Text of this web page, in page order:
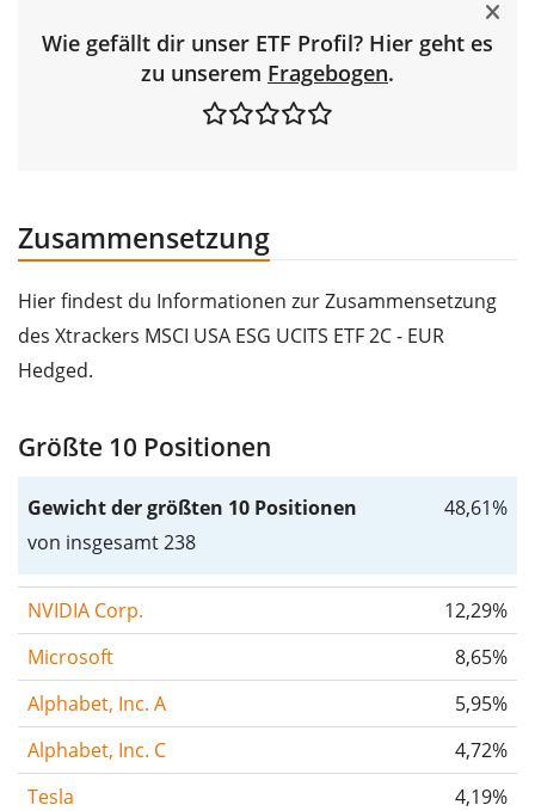
Wie gefällt dir unser ETF Profil? Hier geht es
zu unserem Fragebogen.
Zusammensetzung
Hier findest du Informationen zur Zusammensetzung
des Xtrackers MSCI USA ESG UCITS ETF 2C - EUR
Hedged.
Größte 10 Positionen
Gewicht der größten 10 Positionen
von insgesamt 238
48,61%
NVIDIA Corp.
12,29%
Microsoft
8,65%
Alphabet, Inc. A
5,95%
Alphabet, Inc. C
4,72%
Tesla
4,19%